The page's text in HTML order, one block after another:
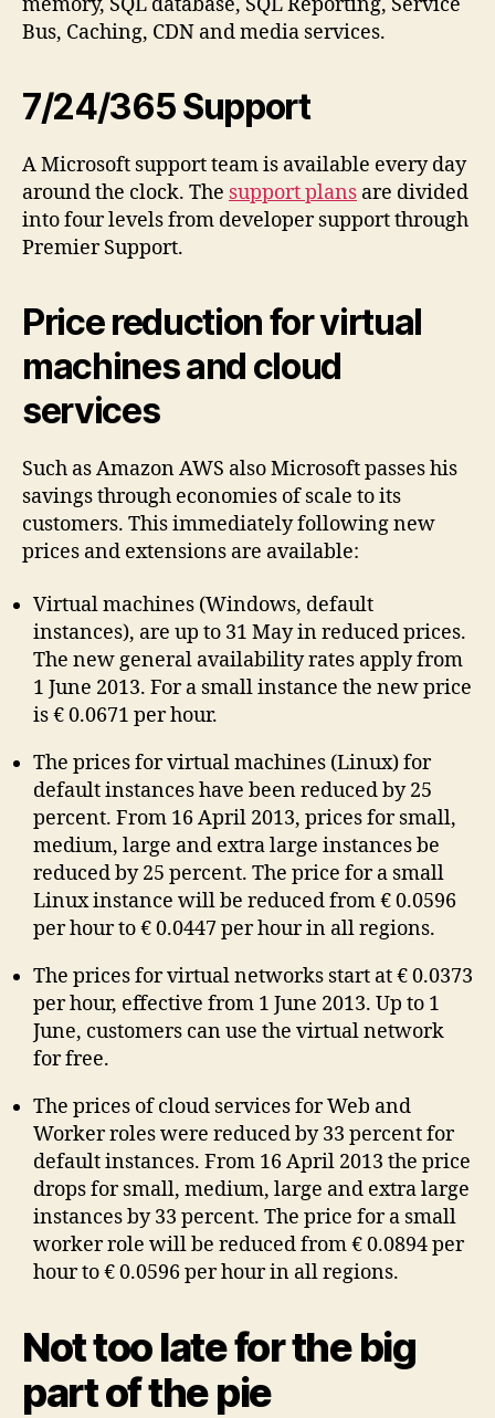
Bus, Caching, CDN and media services.
7/24/365 Support
A Microsoft support team is available every day
around the clock. The support plans are divided
into four levels from developer support through
Premier Support.
Price reduction for virtual
machines and cloud
services
Such as Amazon AWS also Microsoft passes his
savings through economies of scale to its
customers. This immediately following new
prices and extensions are available:
Virtual machines (Windows, default
instances), are up to 31 May in reduced prices.
The new general availability rates apply from
1 June 2013. For a small instance the new price
is € 0.0671 per hour.
The prices for virtual machines (Linux) for
default instances have been reduced by 25
percent. From 16 April 2013, prices for small,
medium, large and extra large instances be
reduced by 25 percent. The price for a small
Linux instance will be reduced from € 0.0596
per hour to € 0.0447 per hour in all regions.
The prices for virtual networks start at € 0.0373
per hour, effective from 1 June 2013. Up to 1
June, customers can use the virtual network
for free.
The prices of cloud services for Web and
Worker roles were reduced by 33 percent for
default instances. From 16 April 2013 the price
drops for small, medium, large and extra large
instances by 33 percent. The price for a small
worker role will be reduced from € 0.0894 per
hour to € 0.0596 per hour in all regions.
Not too late for the big
part of the pie